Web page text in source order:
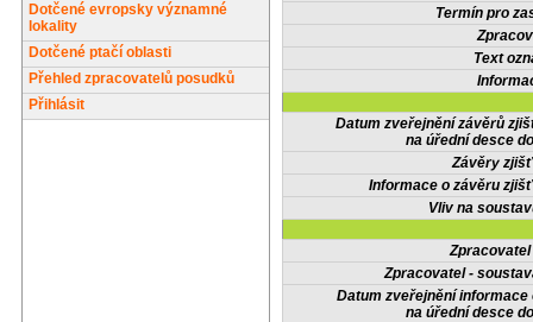
Dotčené evropsky významné
lokality
Dotčené ptačí oblasti
Přehled zpracovatelů posudků
Přihlásit
Termín pro
Text
Datum zveřejnění závěrů
na úřední desce
Závěry
Informace o závěru
Vliv na
Zpracovatel -
Datum zveřejnění informace
na úřední desce